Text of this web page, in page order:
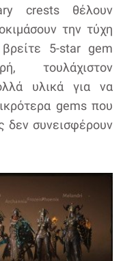
crests θέλουν
την τύχη
5-star gem
τουλάχιστον
υλικά για να
gems που
δεν συνεισφέρουν